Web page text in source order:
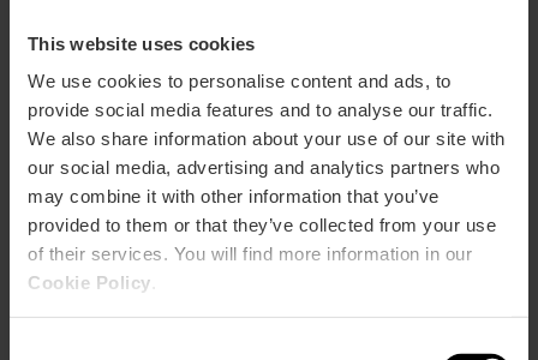
This website uses cookies
We use cookies to personalise content and ads, to
provide social media features and to analyse our traffic.
We also share information about your use of our site with
our social media, advertising and analytics partners who
may combine it with other information that you’ve
provided to them or that they’ve collected from your use
of their services. You will find more information in our
Cookie Policy
Tramonto a bordo del
catamarano Mundo Marino
4.4 - 5 recensioni
10% Sconto VLC Tourist Card